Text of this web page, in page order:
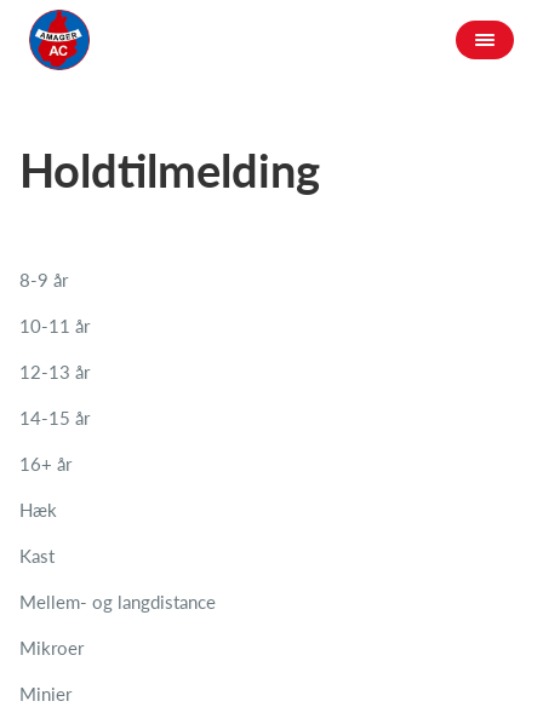
Holdtilmelding
8-9 år
10-11 år
12-13 år
14-15 år
16+ år
Hæk
Kast
Mellem- og langdistance
Mikroer
Minier